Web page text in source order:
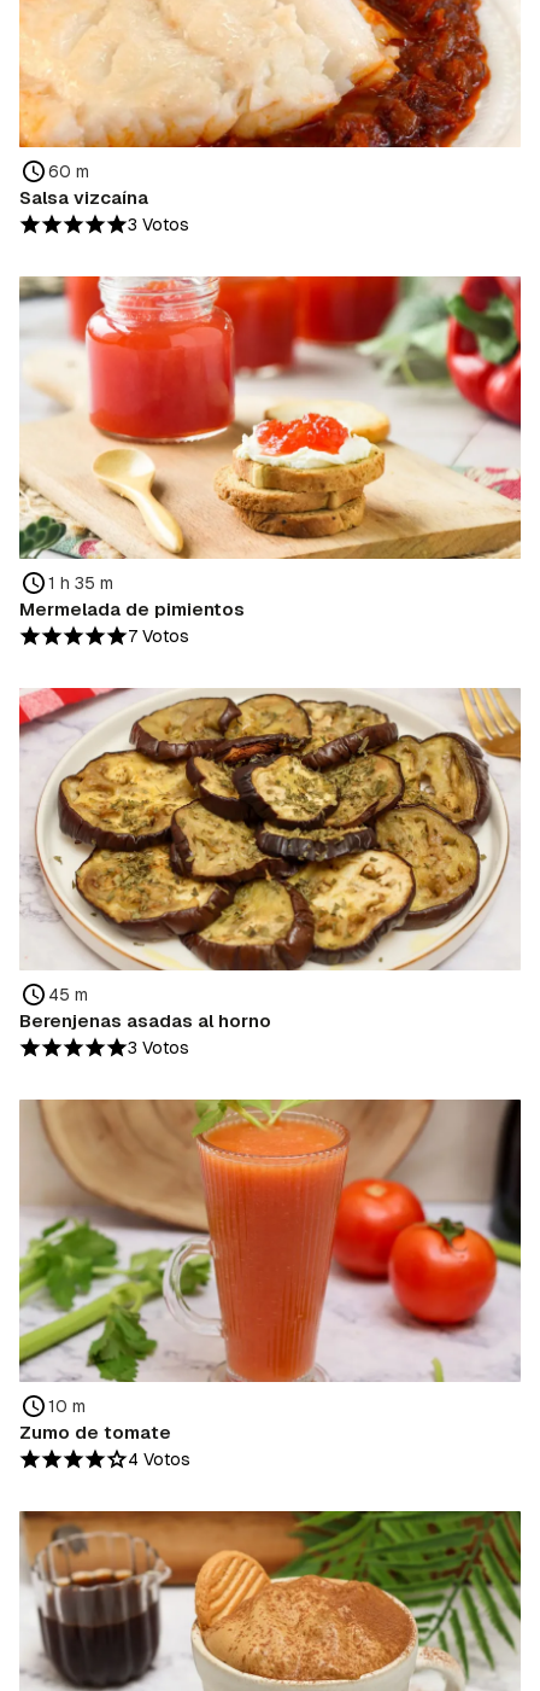
60 m
Salsa vizcaína
3 Votos
1 h 35 m
Mermelada de pimientos
7 Votos
45 m
Berenjenas asadas al horno
3 Votos
10 m
Zumo de tomate
4 Votos